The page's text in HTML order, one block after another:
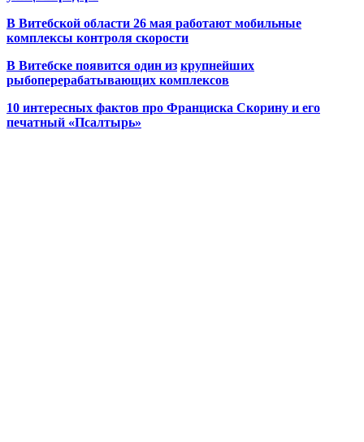
В Витебской области 26 мая работают мобильные
комплексы контроля скорости
В Витебске появится один из крупнейших
рыбоперерабатывающих комплексов
10 интересных фактов про Франциска Скорину и его
печатный «Псалтырь»